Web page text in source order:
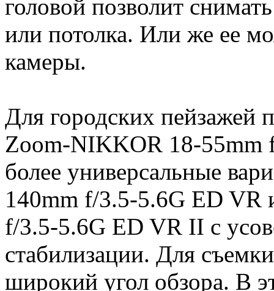
головой позволит
или потолка. Или же ее
камеры.
Для городских пейзажей
Zoom-NIKKOR 18-55mm
более универсальные
140mm f/3.5-5.6G ED
f/3.5-5.6G ED VR II с
стабилизации. Для
широкий угол обзора. В